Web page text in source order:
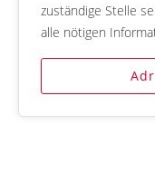
zuständige Stelle
alle nötigen